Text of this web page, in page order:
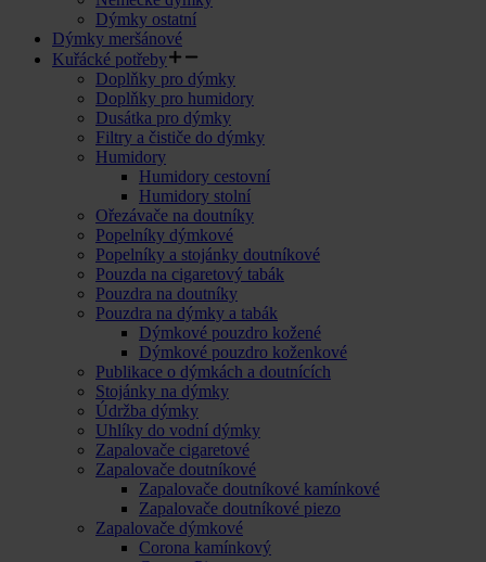
Dýmky ostatní
Dýmky meršánové
Kuřácké potřeby
Doplňky pro dýmky
Doplňky pro humidory
Dusátka pro dýmky
Filtry a čističe do dýmky
Humidory
Humidory cestovní
Humidory stolní
Ořezávače na doutníky
Popelníky dýmkové
Popelníky a stojánky doutníkové
Pouzda na cigaretový tabák
Pouzdra na doutníky
Pouzdra na dýmky a tabák
Dýmkové pouzdro kožené
Dýmkové pouzdro koženkové
Publikace o dýmkách a doutnících
Stojánky na dýmky
Údržba dýmky
Uhlíky do vodní dýmky
Zapalovače cigaretové
Zapalovače doutníkové
Zapalovače doutníkové kamínkové
Zapalovače doutníkové piezo
Zapalovače dýmkové
Corona kamínkový